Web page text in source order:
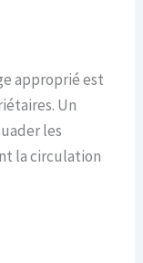
approprié est
Un
les
la circulation